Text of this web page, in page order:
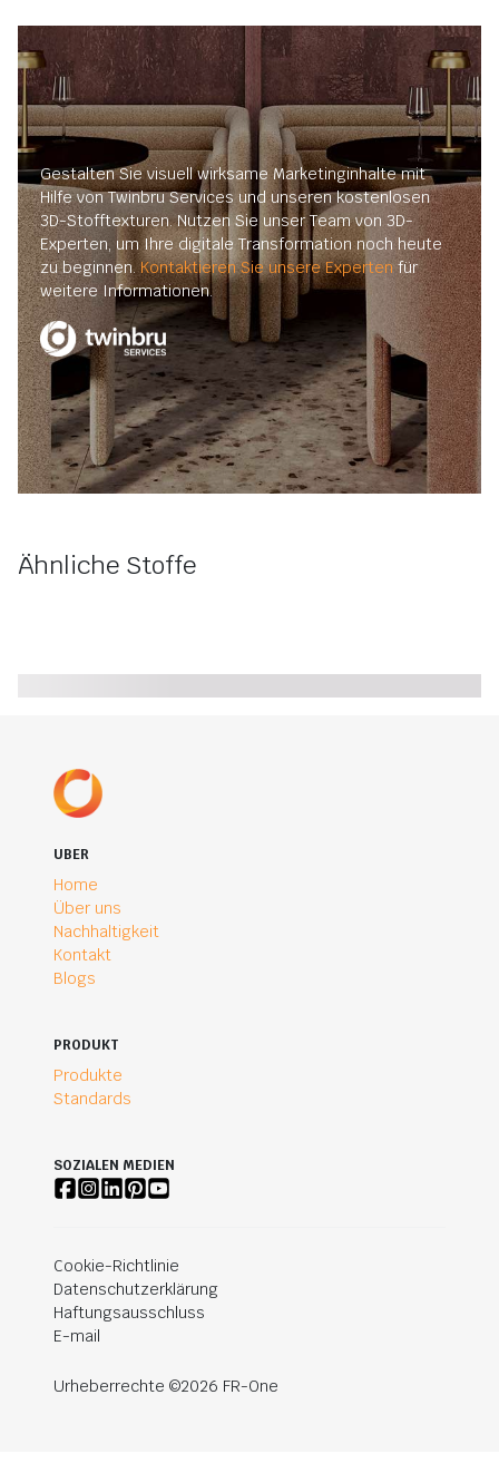
Gestalten Sie visuell wirksame Marketinginhalte mit
Hilfe von Twinbru Services und unseren kostenlosen
3D-Stofftexturen. Nutzen Sie unser Team von 3D-
Experten, um Ihre digitale Transformation noch heute
zu beginnen.Kontaktieren Sie unsere Expertenfür
weitere Informationen.
Ähnliche Stoffe
UBER
Home
Über uns
Nachhaltigkeit
Kontakt
Blogs
PRODUKT
Produkte
Standards
SOZIALEN MEDIEN
Cookie-Richtlinie
Datenschutzerklärung
Haftungsausschluss
E-mail
Urheberrechte ©2026 FR-One